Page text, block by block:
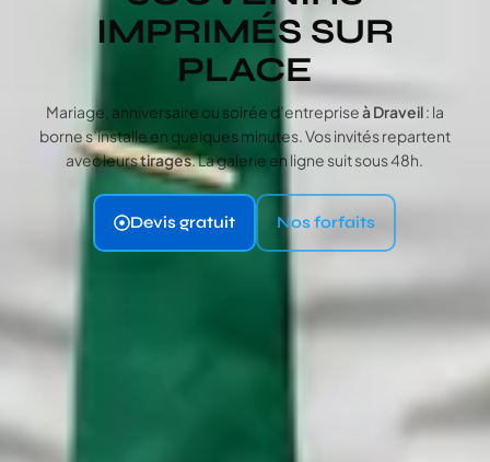
IMPRIMÉS SUR
PLACE
Mariage, anniversaire ou soirée d’entrepriseà Draveil: la
borne s’installe en quelques minutes. Vos invités repartent
avec leurstirages. La galerie en ligne suit sous 48h.
Devis gratuit Nos forfaits